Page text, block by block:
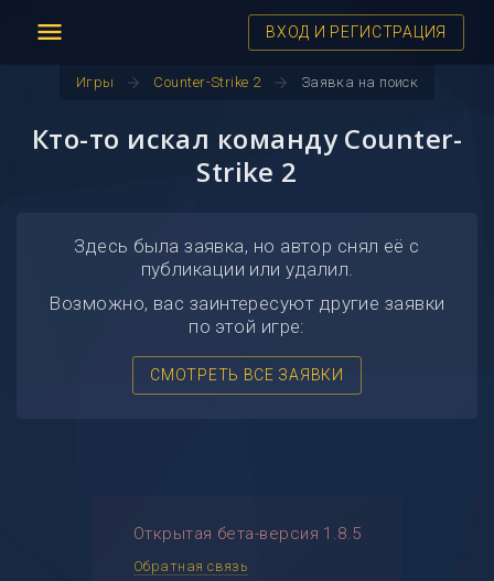
menu ВХОД И РЕГИСТРАЦИЯ
Игры arrow_forward Counter-Strike 2 arrow_forward Заявка на поиск
Кто-то искал команду Counter-
Strike 2
Здесь была заявка, но автор снял её с
публикации или удалил.
Возможно, вас заинтересуют другие заявки
по этой игре:
СМОТРЕТЬ ВСЕ ЗАЯВКИ
Открытая бета-версия 1.8.5
Обратная связь